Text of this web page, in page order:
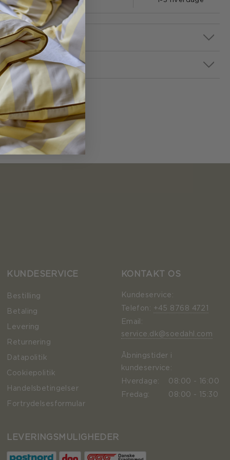
KUNDESERVICE
Bestilling
Betaling
Levering
Returnering
Datapolitik
Cookiepolitik
Handelsbetingelser
Fortrydelsesformular
KONTAKT OS
Kundeservice:
Telefon: +45 8768 4721
Email:
service.dk@soedahl.com
Åbningstider i
kundeservice:
Hverdage: 08:00 - 16:00
Fredag: 08:00 - 15:30
LEVERINGSMULIGHEDER